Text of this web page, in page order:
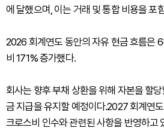
에 달했으며, 이는 거래 및 통합 비용을 포
2026 회계연도 동안의 자유 현금 흐름은
비 171% 증가했다.
회사는 향후 부채 상환을 위해 자본을 할
금 지급을 유지할 예정이다.2027 회계연
크로스비 인수와 관련된 사항을 반영하고